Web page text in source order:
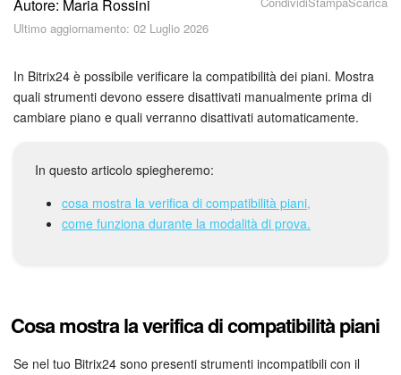
Piani e pagamento
Come iniziare?
Messenger
Calendario
Bitrix24 Drive
Autore: Maria Rossini
Ultimo aggiornamento: 02 Luglio 2026
In Bitrix24 è possibile verificare la compatibilità dei piani. Mostra
quali strumenti devono essere disattivati manualmente prima di
cambiare piano e quali verranno disattivati automaticamente.
In questo articolo spiegheremo:
cosa mostra la verifica di compatibilità piani,
come funziona durante la modalità di prova.
Cosa mostra la verifica di compatibilità piani
Se nel tuo Bitrix24 sono presenti strumenti incompatibili con il